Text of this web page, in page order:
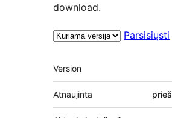
download.
Parsisiųsti
Metainformacija
Version
Atnaujinta prieš